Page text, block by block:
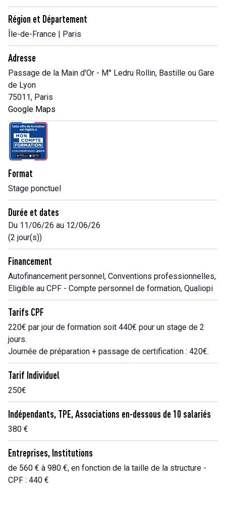
Région et Département
Île-de-France | Paris
Adresse
Passage de la Main d'Or - M° Ledru Rollin, Bastille ou Gare
de Lyon
75011, Paris
Google Maps
Format
Stage ponctuel
Durée et dates
Du 11/06/26 au 12/06/26
(2 jour(s))
Financement
Autofinancement personnel, Conventions professionnelles,
Eligible au CPF - Compte personnel de formation, Qualiopi
Tarifs CPF
220€ par jour de formation soit 440€ pour un stage de 2
jours.
Journée de préparation + passage de certification : 420€.
Tarif Individuel
250€
Indépendants, TPE, Associations en-dessous de 10 salariés
380 €
Entreprises, Institutions
de 560 € à 980 €, en fonction de la taille de la structure -
CPF : 440 €